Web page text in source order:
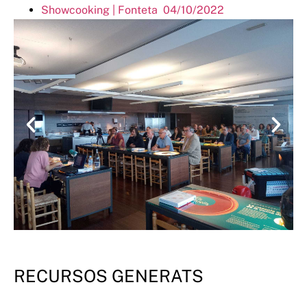
RECURSOS GENERATS
Showcooking | Fonteta 04/10/2022